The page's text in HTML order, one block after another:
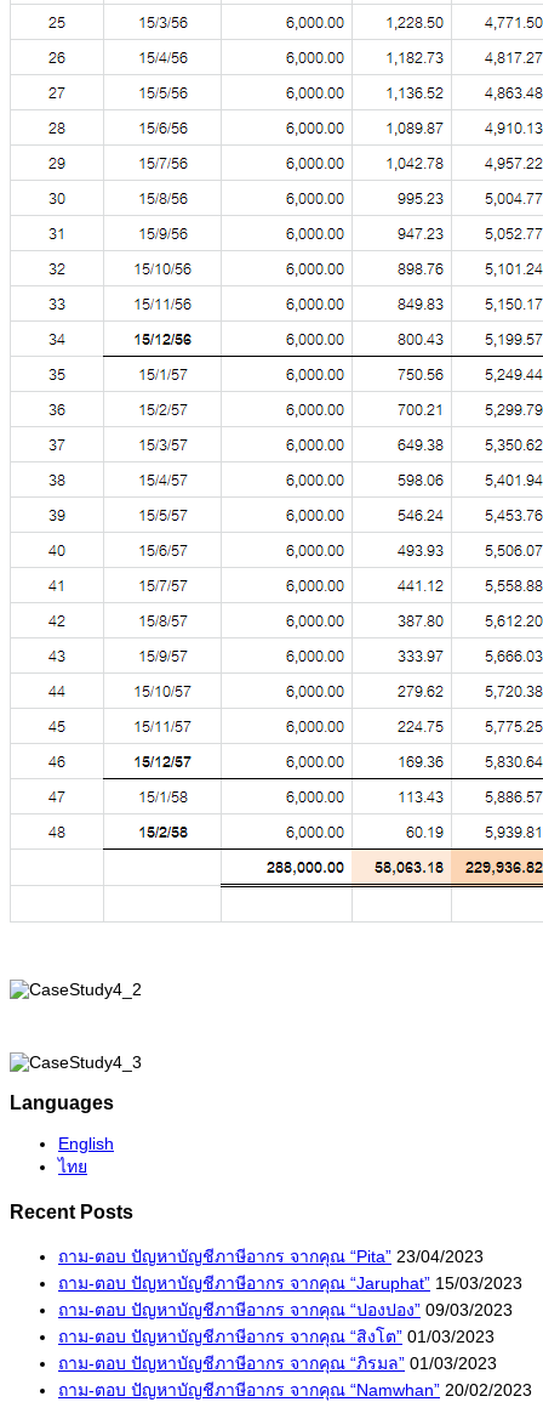
Languages
English
ไทย
Recent Posts
ถาม-ตอบ ปัญหาบัญชีภาษีอากร จากคุณ “Pita” 23/04/2023
ถาม-ตอบ ปัญหาบัญชีภาษีอากร จากคุณ “Jaruphat” 15/03/2023
ถาม-ตอบ ปัญหาบัญชีภาษีอากร จากคุณ “ปองปอง” 09/03/2023
ถาม-ตอบ ปัญหาบัญชีภาษีอากร จากคุณ “สิงโต” 01/03/2023
ถาม-ตอบ ปัญหาบัญชีภาษีอากร จากคุณ “ภิรมล” 01/03/2023
ถาม-ตอบ ปัญหาบัญชีภาษีอากร จากคุณ “Namwhan” 20/02/2023